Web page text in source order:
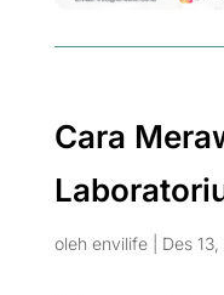
Cara
oleh envilife| Des